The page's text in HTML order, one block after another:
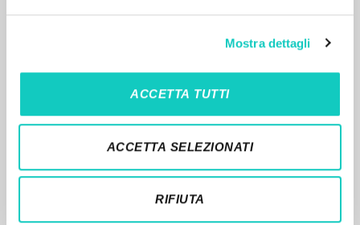
Mostra dettagli
ACCETTA TUTTI
ACCETTA SELEZIONATI
RIFIUTA
Giussani Luigi Author
Campi Maretta Curator
1973
Place of publication : Milano